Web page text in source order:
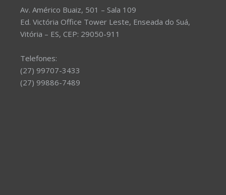
Av. Américo Buaiz, 501 – Sala 109
Ed. Victória Office Tower Leste, Enseada do Suá,
Vitória – ES, CEP: 29050-911
Telefones:
(27) 99707-3433
(27) 99886-7489